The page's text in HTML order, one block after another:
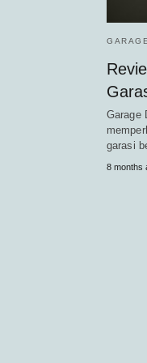
Garage
garasi
8 months